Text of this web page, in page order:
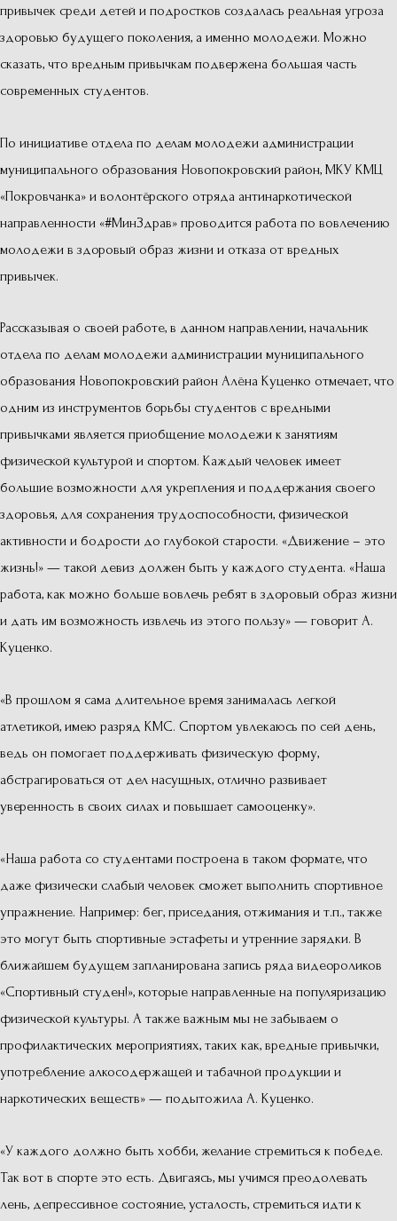
привычек среди детей и подростков создалась реальная угроза
здоровью будущего поколения, а именно молодежи. Можно
сказать, что вредным привычкам подвержена большая часть
современных студентов.
По инициативе отдела по делам молодежи администрации
муниципального образования Новопокровский район, МКУ КМЦ
«Покровчанка» и волонтёрского отряда антинаркотической
направленности «#МинЗдрав» проводится работа по вовлечению
молодежи в здоровый образ жизни и отказа от вредных
привычек.
Рассказывая о своей работе, в данном направлении, начальник
отдела по делам молодежи администрации муниципального
образования Новопокровский район Алёна Куценко отмечает, что
одним из инструментов борьбы студентов с вредными
привычками является приобщение молодежи к занятиям
физической культурой и спортом. Каждый человек имеет
большие возможности для укрепления и поддержания своего
здоровья, для сохранения трудоспособности, физической
активности и бодрости до глубокой старости. «Движение – это
жизнь!» — такой девиз должен быть у каждого студента. «Наша
работа, как можно больше вовлечь ребят в здоровый образ жизни
и дать им возможность извлечь из этого пользу» — говорит А.
Куценко.
«В прошлом я сама длительное время занималась легкой
атлетикой, имею разряд КМС. Спортом увлекаюсь по сей день,
ведь он помогает поддерживать физическую форму,
абстрагироваться от дел насущных, отлично развивает
уверенность в своих силах и повышает самооценку».
«Наша работа со студентами построена в таком формате, что
даже физически слабый человек сможет выполнить спортивное
упражнение. Например: бег, приседания, отжимания и т.п., также
это могут быть спортивные эстафеты и утренние зарядки. В
ближайшем будущем запланирована запись ряда видеороликов
«Спортивный студен!», которые направленные на популяризацию
физической культуры. А также важным мы не забываем о
профилактических мероприятиях, таких как, вредные привычки,
употребление алкосодержащей и табачной продукции и
наркотических веществ» — подытожила А. Куценко.
«У каждого должно быть хобби, желание стремиться к победе.
Так вот в спорте это есть. Двигаясь, мы учимся преодолевать
лень, депрессивное состояние, усталость, стремиться идти к